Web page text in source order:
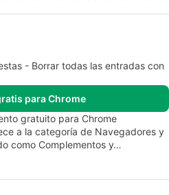
- Borrar todas las entradas con
para Chrome
gratuito para Chrome
a la categoría de Navegadores y
como Complementos y…